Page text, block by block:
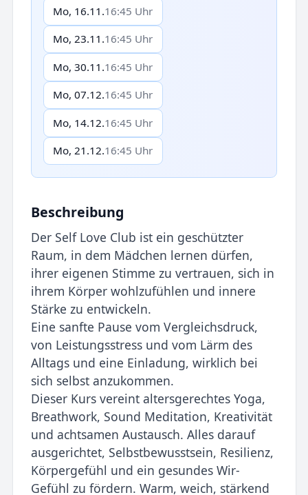
Mo, 16.11.16:45 Uhr
Mo, 23.11.16:45 Uhr
Mo, 30.11.16:45 Uhr
Mo, 07.12.16:45 Uhr
Mo, 14.12.16:45 Uhr
Mo, 21.12.16:45 Uhr
Beschreibung
Der Self Love Club ist ein geschützter
Raum, in dem Mädchen lernen dürfen,
ihrer eigenen Stimme zu vertrauen, sich in
ihrem Körper wohlzufühlen und innere
Stärke zu entwickeln.
Eine sanfte Pause vom Vergleichsdruck,
von Leistungsstress und vom Lärm des
Alltags und eine Einladung, wirklich bei
sich selbst anzukommen.
Dieser Kurs vereint altersgerechtes Yoga,
Breathwork, Sound Meditation, Kreativität
und achtsamen Austausch. Alles darauf
ausgerichtet, Selbstbewusstsein, Resilienz,
Körpergefühl und ein gesundes Wir-
Gefühl zu fördern. Warm, weich, stärkend